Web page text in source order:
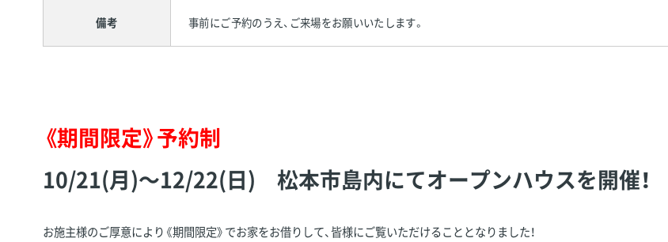
備考 事前にご予約のうえ、ご来場をお願いいたします。
《期間限定》予約制
10/21(月)～12/22(日) 松本市島内にてオープンハウスを開催！
お施主様のご厚意により《期間限定》でお家をお借りして、皆様にご覧いただけることとなりました！